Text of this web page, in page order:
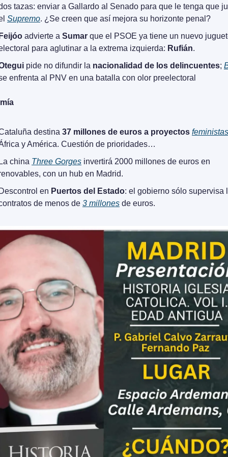
tazas: enviar a Gallardo al Senado para que le tenga que
Supremo. ¿Se creen que así mejora su horizonte penal?
advierte a Sumar que el PSOE ya tiene un nuevo
para aglutinar a la extrema izquierda: Rufián.
pide no difundir la nacionalidad de los delincuentes;
enfrenta al PNV en una batalla con olor preelectoral
destina 37 millones de euros a proyectos feministas
y América. Cuestión de prioridades…
china Three Gorges invertirá 2000 millones de euros en
con un hub en Madrid.
en Puertos del Estado: el gobierno sólo supervisa
de menos de 3 millones de euros.